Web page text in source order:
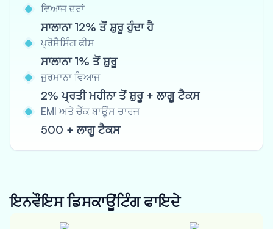
ਵਿਆਜ ਦਰਾਂ
ਸਾਲਾਨਾ 12% ਤੋਂ ਸ਼ੁਰੂ ਹੁੰਦਾ ਹੈ
ਪ੍ਰੋਸੈਸਿੰਗ ਫੀਸ
ਸਾਲਾਨਾ 1% ਤੋਂ ਸ਼ੁਰੂ
ਜੁਰਮਾਨਾ ਵਿਆਜ
2% ਪ੍ਰਤੀ ਮਹੀਨਾ ਤੋਂ ਸ਼ੁਰੂ + ਲਾਗੂ ਟੈਕਸ
EMI ਅਤੇ ਚੈੱਕ ਬਾਊਂਸ ਚਾਰਜ
500 + ਲਾਗੂ ਟੈਕਸ
ਇਨਵੌਇਸ ਡਿਸਕਾਊਂਟਿੰਗਫਾਇਦੇ